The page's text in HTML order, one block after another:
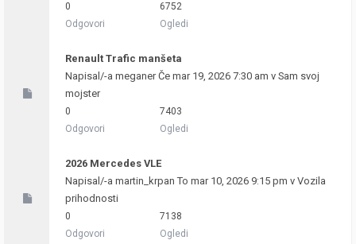
0
Odgovori
6752
Ogledi
Renault Trafic manšeta
Napisal/-a meganerČe mar 19, 2026 7:30 am v Sam svoj
mojster
0
Odgovori
7403
Ogledi
2026 Mercedes VLE
Napisal/-a martin_krpan To mar 10, 2026 9:15 pm v Vozila
prihodnosti
0
Odgovori
7138
Ogledi